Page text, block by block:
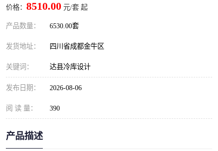
价格： 8510.00 元/套 起
产品数量： 6530.00套
发货地址： 四川省成都金牛区
关键词： 达县冷库设计
发布日期： 2026-08-06
阅 读 量： 390
产品描述